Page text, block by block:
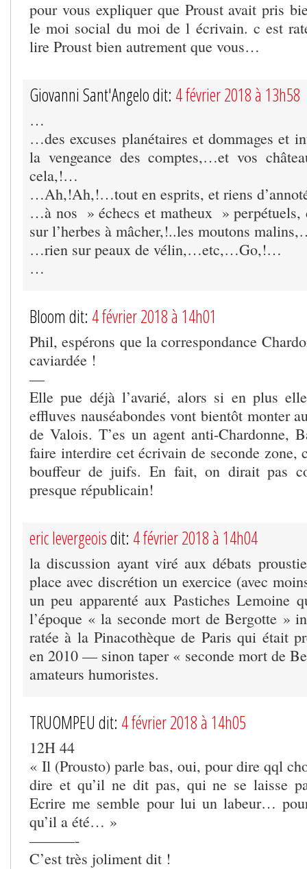
pour vous expliquer que Proust avait pris
le moi social du moi de l écrivain. c est
lire Proust bien autrement que vous…
Giovanni Sant'Angelo dit: 4 février 2018 à 13h58
…
…des excuses planétaires et dommages et
la vengeance des comptes,…et vos
cela,!…
…Ah,!Ah,!…tout en esprits, et riens
…à nos » échecs et matheux » perpétuels,
sur l’herbes à mâcher,!..les moutons
…rien sur peaux de vélin,…etc,…Go,!…
…
Bloom dit: 4 février 2018 à 14h01
Phil, espérons que la correspondance
caviardée !
—
Elle pue déjà l’avarié, alors si en plus
effluves nauséabondes vont bientôt monter
de Valois. T’es un agent anti-Chardonne,
faire interdire cet écrivain de seconde zone,
bouffeur de juifs. En fait, on dirait pas
presque républicain!
eric levergeoisdit: 4 février 2018 à 14h04
la discussion ayant viré aux débats
place avec discrétion un exercice (avec
un peu apparenté aux Pastiches Lemoine
l’époque « la seconde mort de Bergotte »
ratée à la Pinacothèque de Paris qui était
en 2010 — sinon taper « seconde mort de
amateurs humoristes.
TRUOMPEU dit: 4 février 2018 à 14h05
12H 44
« Il (Prousto) parle bas, oui, pour dire qql
dire et qu’il ne dit pas, qui ne se laisse
Ecrire me semble pour lui un labeur…
qu’il a été… »
———-
C’est très joliment dit !